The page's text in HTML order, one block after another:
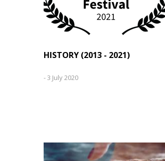
HISTORY (2013 - 2021)
-3 July 2020